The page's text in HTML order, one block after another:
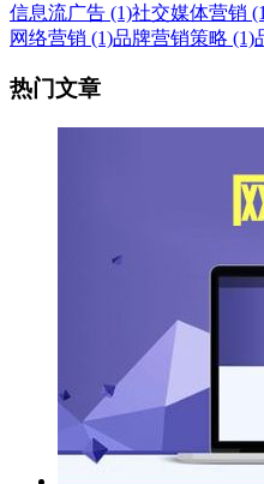
信息流广告 (1)社交媒体营销
网络营销 (1)品牌营销策略 (1)
热门文章